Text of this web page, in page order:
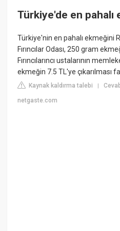
Türkiye'de en pahalı
Türkiye'nin en pahalı ekmeğini
Fırıncılar Odası, 250 gram
Fırıncılarıncı ustalarının
ekmeğin 7.5 TL'ye çıkarılması
Kaynak kaldırma talebi |
netgaste.com